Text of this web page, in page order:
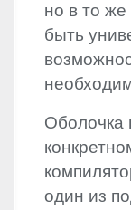
но в то
быть
Оболочка
один из